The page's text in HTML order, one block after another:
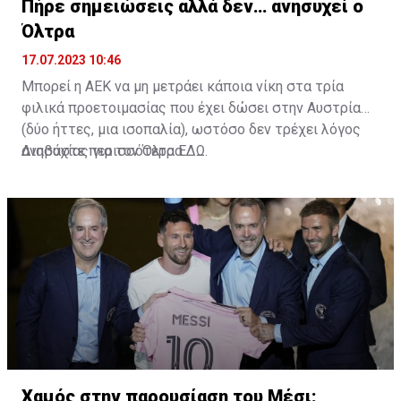
Πήρε σημειώσεις αλλά δεν… ανησυχεί ο
Όλτρα
17.07.2023 10:46
Μπορεί η ΑΕΚ να μη μετράει κάποια νίκη στα τρία
φιλικά προετοιμασίας που έχει δώσει στην Αυστρία
(δύο ήττες, μια ισοπαλία), ωστόσο δεν τρέχει λόγος
ανησυχίας για τον Όλτρα.
Διαβάστε περισσότεραΕΔΩ.